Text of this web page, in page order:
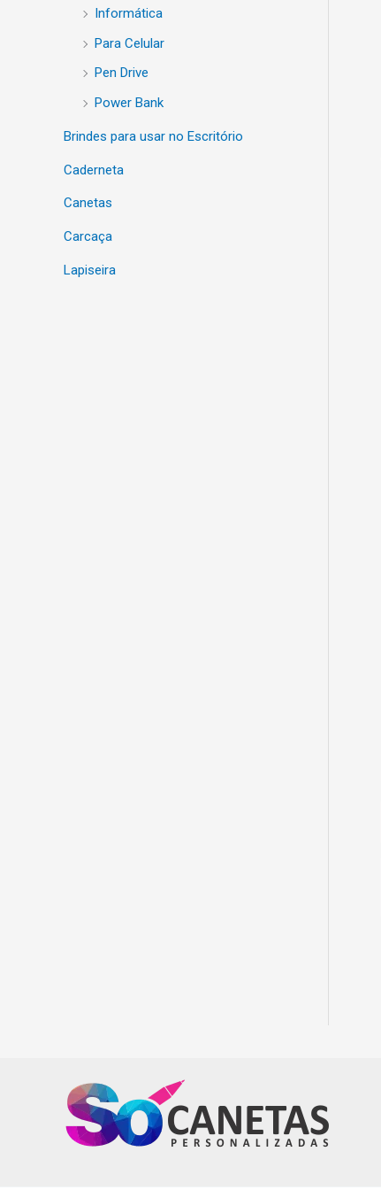
Informática
Para Celular
Pen Drive
Power Bank
Brindes para usar no Escritório
Caderneta
Canetas
Carcaça
Lapiseira